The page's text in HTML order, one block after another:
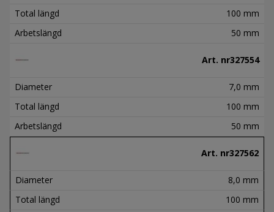
Total längd
100 mm
Arbetslängd
50 mm
Art. nr327554
Diameter
7,0 mm
Total längd
100 mm
Arbetslängd
50 mm
Art. nr327562
Diameter
8,0 mm
Total längd
100 mm